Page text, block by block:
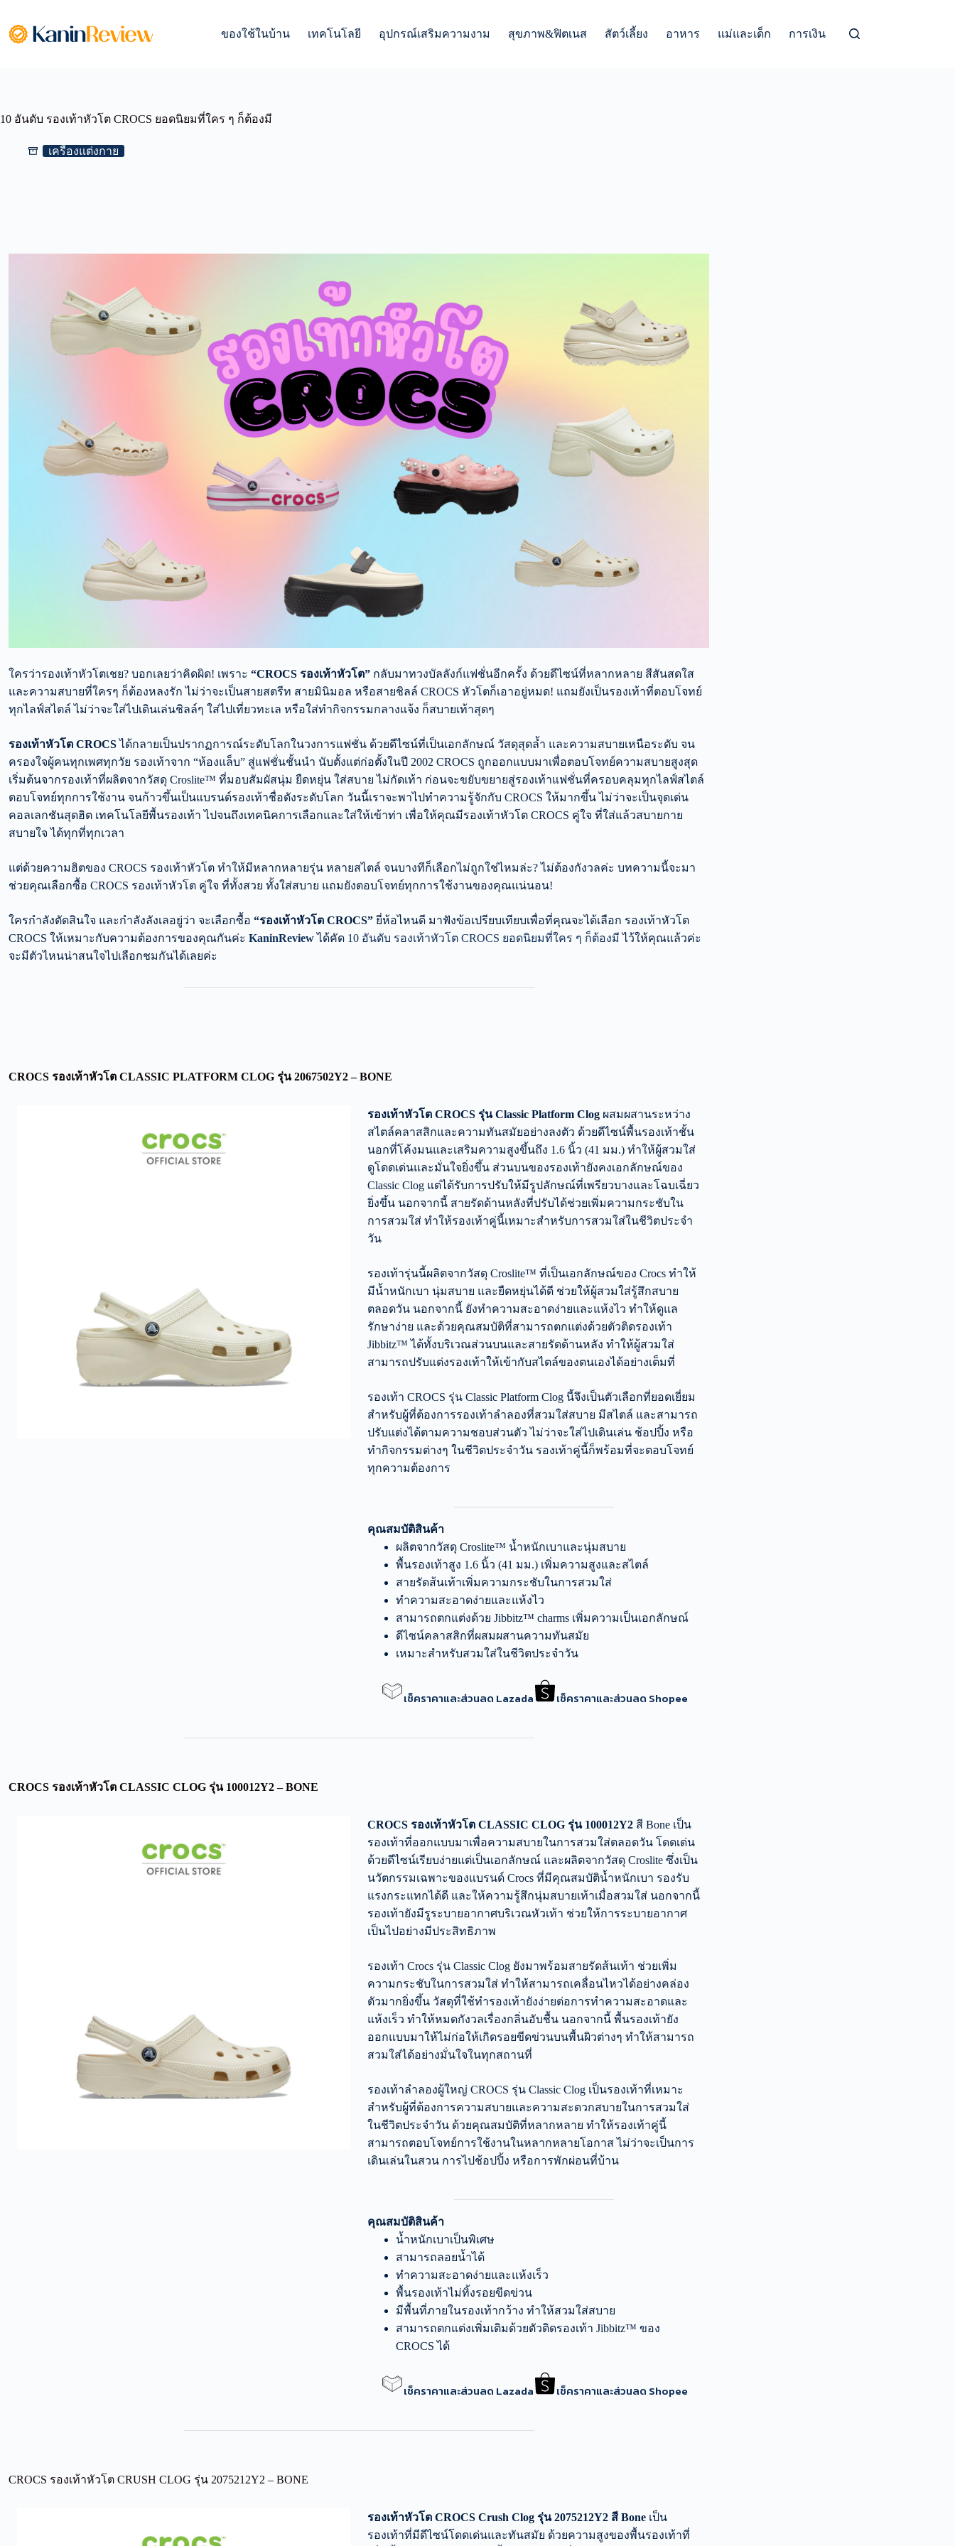
content
ของใช้ในบ้าน เทคโนโลยี อุปกรณ์เสริมความงาม สุขภาพ&ฟิตเนส สัตว์เลี้ยง อาหาร แม่และเด็ก การเงิน
10 อันดับ รองเท้าหัวโต CROCS ยอดนิยมที่ใคร ๆ ก็ต้องมี
เครื่องแต่งกาย
ใครว่ารองเท้าหัวโตเชย? บอกเลยว่าคิดผิด! เพราะ “CROCS รองเท้าหัวโต” กลับมาทวงบัลลังก์แฟชั่นอีกครั้ง ด้วยดีไซน์ที่หลากหลาย สีสันสดใส
และความสบายที่ใครๆ ก็ต้องหลงรัก ไม่ว่าจะเป็นสายสตรีท สายมินิมอล หรือสายชิลล์ CROCS หัวโตก็เอาอยู่หมด! แถมยังเป็นรองเท้าที่ตอบโจทย์
ทุกไลฟ์สไตล์ ไม่ว่าจะใส่ไปเดินเล่นชิลล์ๆ ใส่ไปเที่ยวทะเล หรือใส่ทำกิจกรรมกลางแจ้ง ก็สบายเท้าสุดๆ
รองเท้าหัวโต CROCSได้กลายเป็นปรากฏการณ์ระดับโลกในวงการแฟชั่น ด้วยดีไซน์ที่เป็นเอกลักษณ์ วัสดุสุดล้ำ และความสบายเหนือระดับ จน
ครองใจผู้คนทุกเพศทุกวัย รองเท้าจาก “ห้องแล็บ” สู่แฟชั่นชั้นนำ นับตั้งแต่ก่อตั้งในปี 2002 CROCS ถูกออกแบบมาเพื่อตอบโจทย์ความสบายสูงสุด
เริ่มต้นจากรองเท้าที่ผลิตจากวัสดุ Croslite™ ที่มอบสัมผัสนุ่ม ยืดหยุ่น ใส่สบาย ไม่กัดเท้า ก่อนจะขยับขยายสู่รองเท้าแฟชั่นที่ครอบคลุมทุกไลฟ์สไตล์
ตอบโจทย์ทุกการใช้งาน จนก้าวขึ้นเป็นแบรนด์รองเท้าชื่อดังระดับโลก วันนี้เราจะพาไปทำความรู้จักกับ CROCS ให้มากขึ้น ไม่ว่าจะเป็นจุดเด่น
คอลเลกชันสุดฮิต เทคโนโลยีพื้นรองเท้า ไปจนถึงเทคนิคการเลือกและใส่ให้เข้าท่า เพื่อให้คุณมีรองเท้าหัวโต CROCS คู่ใจ ที่ใส่แล้วสบายกาย
สบายใจ ได้ทุกที่ทุกเวลา
แต่ด้วยความฮิตของ CROCS รองเท้าหัวโต ทำให้มีหลากหลายรุ่น หลายสไตล์ จนบางทีก็เลือกไม่ถูกใช่ไหมล่ะ? ไม่ต้องกังวลค่ะ บทความนี้จะมา
ช่วยคุณเลือกซื้อ CROCS รองเท้าหัวโต คู่ใจ ที่ทั้งสวย ทั้งใส่สบาย แถมยังตอบโจทย์ทุกการใช้งานของคุณแน่นอน!
ใครกำลังตัดสินใจ และกำลังลังเลอยู่ว่า จะเลือกซื้อ “รองเท้าหัวโต CROCS” ยี่ห้อไหนดี มาฟังข้อเปรียบเทียบเพื่อที่คุณจะได้เลือก รองเท้าหัวโต
CROCS ให้เหมาะกับความต้องการของคุณกันค่ะ KaninReviewได้คัด 10 อันดับ รองเท้าหัวโต CROCS ยอดนิยมที่ใคร ๆ ก็ต้องมี ไว้ให้คุณแล้วค่ะ
จะมีตัวไหนน่าสนใจไปเลือกชมกันได้เลยค่ะ
CROCS รองเท้าหัวโต CLASSIC PLATFORM CLOG รุ่น 2067502Y2 – BONE
รองเท้าหัวโต CROCS รุ่น Classic Platform Clog ผสมผสานระหว่าง
สไตล์คลาสสิกและความทันสมัยอย่างลงตัว ด้วยดีไซน์พื้นรองเท้าชั้น
นอกที่โค้งมนและเสริมความสูงขึ้นถึง 1.6 นิ้ว (41 มม.) ทำให้ผู้สวมใส่
ดูโดดเด่นและมั่นใจยิ่งขึ้น ส่วนบนของรองเท้ายังคงเอกลักษณ์ของ
Classic Clog แต่ได้รับการปรับให้มีรูปลักษณ์ที่เพรียวบางและโฉบเฉี่ยว
ยิ่งขึ้น นอกจากนี้ สายรัดด้านหลังที่ปรับได้ช่วยเพิ่มความกระชับใน
การสวมใส่ ทำให้รองเท้าคู่นี้เหมาะสำหรับการสวมใส่ในชีวิตประจำ
วัน
รองเท้ารุ่นนี้ผลิตจากวัสดุ Croslite™ ที่เป็นเอกลักษณ์ของ Crocs ทำให้
มีน้ำหนักเบา นุ่มสบาย และยืดหยุ่นได้ดี ช่วยให้ผู้สวมใส่รู้สึกสบาย
ตลอดวัน นอกจากนี้ ยังทำความสะอาดง่ายและแห้งไว ทำให้ดูแล
รักษาง่าย และด้วยคุณสมบัติที่สามารถตกแต่งด้วยตัวติดรองเท้า
Jibbitz™ ได้ทั้งบริเวณส่วนบนและสายรัดด้านหลัง ทำให้ผู้สวมใส่
สามารถปรับแต่งรองเท้าให้เข้ากับสไตล์ของตนเองได้อย่างเต็มที่
รองเท้า CROCS รุ่น Classic Platform Clog นี้จึงเป็นตัวเลือกที่ยอดเยี่ยม
สำหรับผู้ที่ต้องการรองเท้าลำลองที่สวมใส่สบาย มีสไตล์ และสามารถ
ปรับแต่งได้ตามความชอบส่วนตัว ไม่ว่าจะใส่ไปเดินเล่น ช้อปปิ้ง หรือ
ทำกิจกรรมต่างๆ ในชีวิตประจำวัน รองเท้าคู่นี้ก็พร้อมที่จะตอบโจทย์
ทุกความต้องการ
คุณสมบัติสินค้า
ผลิตจากวัสดุ Croslite™ น้ำหนักเบาและนุ่มสบาย
พื้นรองเท้าสูง 1.6 นิ้ว (41 มม.) เพิ่มความสูงและสไตล์
สายรัดส้นเท้าเพิ่มความกระชับในการสวมใส่
ทำความสะอาดง่ายและแห้งไว
สามารถตกแต่งด้วย Jibbitz™ charms เพิ่มความเป็นเอกลักษณ์
ดีไซน์คลาสสิกที่ผสมผสานความทันสมัย
เหมาะสำหรับสวมใส่ในชีวิตประจำวัน
เช็คราคาและส่วนลด Lazada เช็คราคาและส่วนลด Shopee
CROCS รองเท้าหัวโต CLASSIC CLOG รุ่น 100012Y2 – BONE
CROCS รองเท้าหัวโต CLASSIC CLOG รุ่น 100012Y2 สี Bone เป็น
รองเท้าที่ออกแบบมาเพื่อความสบายในการสวมใส่ตลอดวัน โดดเด่น
ด้วยดีไซน์เรียบง่ายแต่เป็นเอกลักษณ์ และผลิตจากวัสดุ Croslite ซึ่งเป็น
นวัตกรรมเฉพาะของแบรนด์ Crocs ที่มีคุณสมบัติน้ำหนักเบา รองรับ
แรงกระแทกได้ดี และให้ความรู้สึกนุ่มสบายเท้าเมื่อสวมใส่ นอกจากนี้
รองเท้ายังมีรูระบายอากาศบริเวณหัวเท้า ช่วยให้การระบายอากาศ
เป็นไปอย่างมีประสิทธิภาพ
รองเท้า Crocs รุ่น Classic Clog ยังมาพร้อมสายรัดส้นเท้า ช่วยเพิ่ม
ความกระชับในการสวมใส่ ทำให้สามารถเคลื่อนไหวได้อย่างคล่อง
ตัวมากยิ่งขึ้น วัสดุที่ใช้ทำรองเท้ายังง่ายต่อการทำความสะอาดและ
แห้งเร็ว ทำให้หมดกังวลเรื่องกลิ่นอับชื้น นอกจากนี้ พื้นรองเท้ายัง
ออกแบบมาให้ไม่ก่อให้เกิดรอยขีดข่วนบนพื้นผิวต่างๆ ทำให้สามารถ
สวมใส่ได้อย่างมั่นใจในทุกสถานที่
รองเท้าลำลองผู้ใหญ่ CROCS รุ่น Classic Clog เป็นรองเท้าที่เหมาะ
สำหรับผู้ที่ต้องการความสบายและความสะดวกสบายในการสวมใส่
ในชีวิตประจำวัน ด้วยคุณสมบัติที่หลากหลาย ทำให้รองเท้าคู่นี้
สามารถตอบโจทย์การใช้งานในหลากหลายโอกาส ไม่ว่าจะเป็นการ
เดินเล่นในสวน การไปช้อปปิ้ง หรือการพักผ่อนที่บ้าน
คุณสมบัติสินค้า
น้ำหนักเบาเป็นพิเศษ
สามารถลอยน้ำได้
ทำความสะอาดง่ายและแห้งเร็ว
พื้นรองเท้าไม่ทิ้งรอยขีดข่วน
มีพื้นที่ภายในรองเท้ากว้าง ทำให้สวมใส่สบาย
สามารถตกแต่งเพิ่มเติมด้วยตัวติดรองเท้า Jibbitz™ ของ
CROCS ได้
เช็คราคาและส่วนลด Lazada เช็คราคาและส่วนลด Shopee
CROCS รองเท้าหัวโต CRUSH CLOG รุ่น 2075212Y2 – BONE
รองเท้าหัวโต CROCS Crush Clog รุ่น 2075212Y2 สี Bone เป็น
รองเท้าที่มีดีไซน์โดดเด่นและทันสมัย ด้วยความสูงของพื้นรองเท้าที่